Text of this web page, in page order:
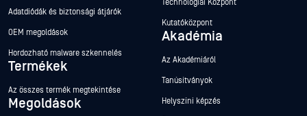
Adatdiódák és biztonsági átjárók
OEM megoldások
Hordozható malware szkennelés
Termékek
Az összes termék megtekintése
Megoldások
Technológiai Központ
Kutatóközpont
Akadémia
Az Akadémiáról
Tanúsítványok
Helyszíni képzés